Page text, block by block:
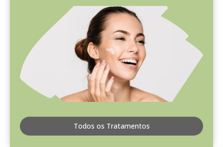
Todos os Tratamentos